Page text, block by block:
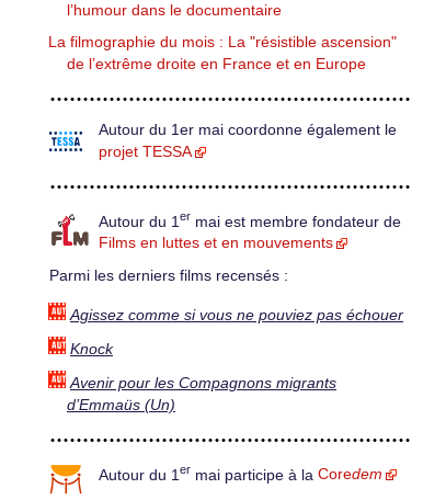
l’humour dans le documentaire
La filmographie du mois : La "résistible ascension"
de l’extrême droite en France et en Europe
Autour du 1er mai coordonne également le
projet TESSA
Autour du 1 er mai est membre fondateur de
Films en luttes et en mouvements
Parmi les derniers films recensés :
Agissez comme si vous ne pouviez pas échouer
Knock
Avenir pour les Compagnons migrants
d’Emmaüs (Un)
Autour du 1 er mai participe à la Coredem